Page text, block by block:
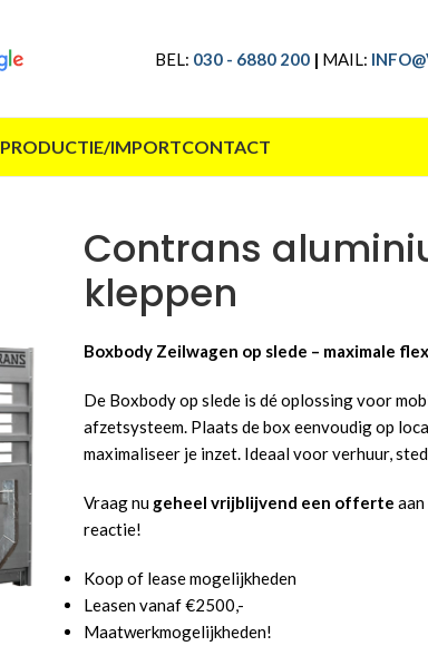
BEL: 030 - 6880 200 | MAIL:
PRODUCTIE/IMPORTCONTACT
Contrans
kleppen
Boxbody Zeilwagen op slede – maximale
De Boxbody op slede is dé oplossing voor
afzetsysteem. Plaats de box eenvoudig op
maximaliseer je inzet. Ideaal voor verhuur,
Vraag nu geheel vrijblijvend een offerte
reactie!
Koop of lease mogelijkheden
Leasen vanaf €2500,-
Maatwerkmogelijkheden!